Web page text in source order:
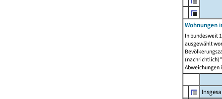
Wohnungen
In bundesweit
ausgewählt
Abweichungen